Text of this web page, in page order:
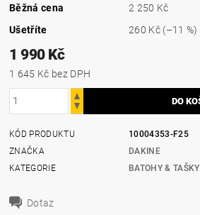
Běžná cena
2 250 Kč
Ušetříte
260 Kč (–11 %)
1 990 Kč
1 645 Kč bez DPH
KÓD PRODUKTU
10004353-F25
ZNAČKA
DAKINE
KATEGORIE
BATOHY & TAŠKY
Dotaz